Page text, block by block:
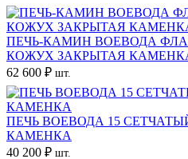
ПЕЧЬ-КАМИН ВОЕВОДА
КОЖУХ ЗАКРЫТАЯ
62 600 ₽ шт.
ПЕЧЬ ВОЕВОДА 15
КАМЕНКА
40 200 ₽ шт.